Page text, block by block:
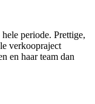
periode. Prettige,
verkoopraject
en haar team dan